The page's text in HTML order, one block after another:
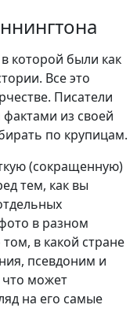
которой были как
Все это
Писатели
из своей
по крупицам.
(сокращенную)
тем, как вы
в разном
в какой стране
псевдоним и
что может
на его самые